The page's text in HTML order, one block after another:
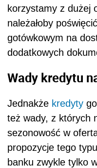
korzystamy z dużej
należałoby
gotówkowym na
dodatkowych
Wady kredytu
Jednakże kredyty
też wady, z których
sezonowość w
propozycje tego
banku zwykle tylko